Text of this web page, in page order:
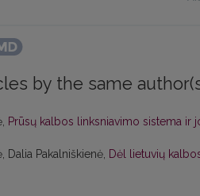
by the same
Prūsų kalbos linksniavimo sistema ir
Dalia Pakalniškienė, Dėl lietuvių